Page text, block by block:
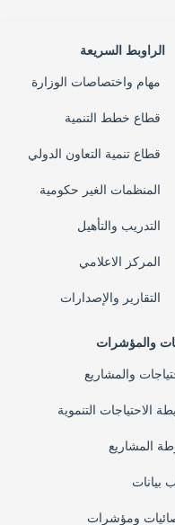
الراوبط السريعة
مهام واختصاصات الوزارة
قطاع خطط التنمية
قطاع تنمية التعاون الدولي
المنظمات الغير حكومية
التدريب والتأهيل
المركز الاعلامي
التقارير والإصدارات
والمؤشرات
والمشاريع
الاحتياجات التنموية
المشاريع
بيانات
ومؤشرات